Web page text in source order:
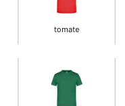
tomate